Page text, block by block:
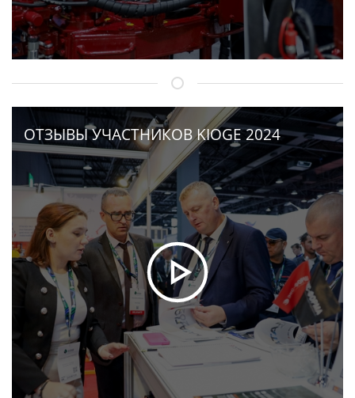
ОТЗЫВЫ УЧАСТНИКОВ KIOGE 2024